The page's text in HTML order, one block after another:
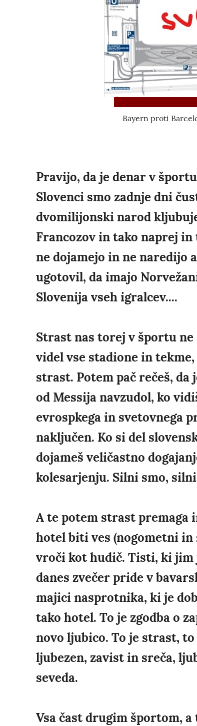
Bayern proti
Pravijo, da je denar v
Slovenci smo zadnje dni
dvomilijonski narod
Francozov in tako naprej
ne dojamejo in ne naredijo
ugotovil, da imajo
Slovenija vseh igralcev....
Strast nas torej v športu
videl vse stadione in
strast. Potem pač rečeš,
od Messija navzudol, ko
evrospkega in svetovnega
naključen. Ko si del
dojameš veličastno
kolesarjenju. Silni smo,
A te potem strast premaga
hotel biti ves (nogometni
vroči kot hudič. Tisti, ki jim
danes zvečer pride v
majici nasprotnika, ki je
tako hotel. To je zgodba o
novo ljubico. To je strast,
ljubezen, zavist in sreča,
seveda.
Vsa čast drugim športom,